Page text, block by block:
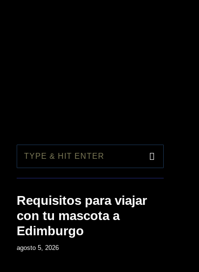
1
Requisitos para viajar
con tu mascota a
Edimburgo
agosto 5, 2026